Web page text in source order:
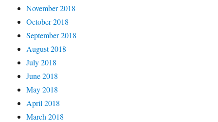
November 2018
October 2018
September 2018
August 2018
July 2018
June 2018
May 2018
April 2018
March 2018